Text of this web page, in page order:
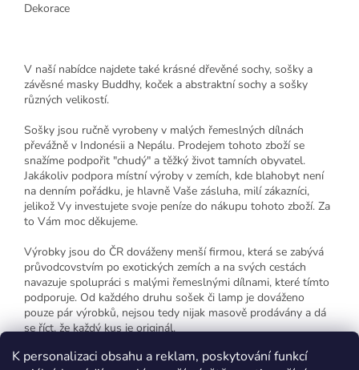
K personalizaci obsahu a reklam, poskytování funkcí
Dekorace
V naší nabídce najdete také krásné dřevěné sochy, sošky a
závěsné masky Buddhy, koček a abstraktní sochy a sošky
různých velikostí.
Sošky jsou ručně vyrobeny v malých řemeslných dílnách
převážně v Indonésii a Nepálu. Prodejem tohoto zboží se
snažíme podpořit "chudý" a těžký život tamních obyvatel.
Jakákoliv podpora místní výroby v zemích, kde blahobyt není
na denním pořádku, je hlavně Vaše zásluha, milí zákazníci,
jelikož Vy investujete svoje peníze do nákupu tohoto zboží. Za
to Vám moc děkujeme.
Výrobky jsou do ČR dováženy menší firmou, která se zabývá
průvodcovstvím po exotických zemích a na svých cestách
navazuje spolupráci s malými řemeslnými dílnami, které tímto
podporuje. Od každého druhu sošek či lamp je dováženo
pouze pár výrobků, nejsou tedy nijak masově prodávány a dá
se říct, že každý kus je originál.